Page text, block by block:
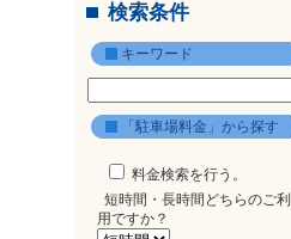
検索条件
キーワード
「駐車場料金」から探す
料金検索を行う。
短時間・長時間どちらのご利
用ですか？